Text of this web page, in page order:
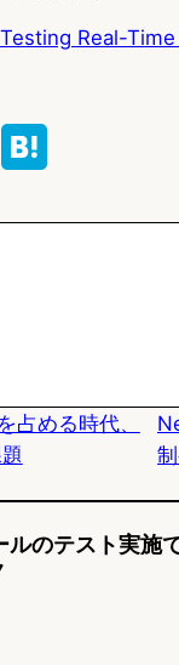
Real-
占める時代、
ルのテスト実施